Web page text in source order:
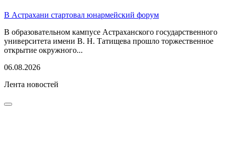
В Астрахани стартовал юнармейский форум
В образовательном кампусе Астраханского государственного
университета имени В. Н. Татищева прошло торжественное
открытие окружного...
06.08.2026
Лента новостей